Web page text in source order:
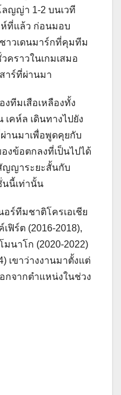
ลญญ่า 1-2 บนเวที
ที่แล้ว ก่อนมอบ
าวเดนมาร์กที่คุมทีม
คราวในเกมเสมอ
สาร์ที่ผ่านมา
ทีมเสือเหลืองทั้ง
เคห์ล เดินทางไปยัง
านมาเพื่อพูดคุยกับ
งข้อตกลงที่เป็นไปได้
ญญาระยะสั้นกับ
นนี้เท่านั้น
อร์ทีมชาติโครเอเชีย
ฟิร์ต (2016-2018),
มนาโก (2020-2022)
เขาว่างงานมาตั้งแต่
กจากตำแหน่งในช่วง